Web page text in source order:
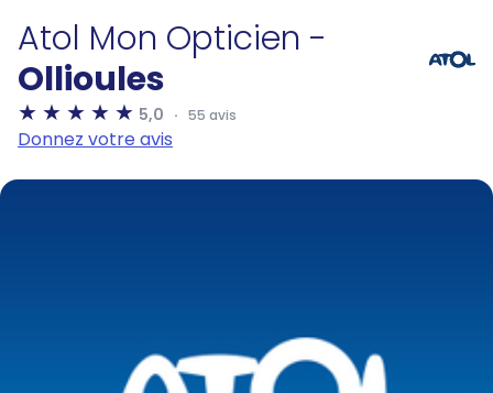
Atol Mon Opticien -
Ollioules
5,0 55 avis
Donnez votre avis